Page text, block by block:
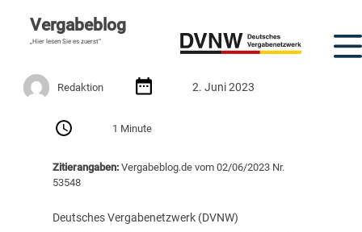
Vergabeblog
„Hier lesen Sie es zuerst“
Redaktion 2. Juni 2023
1 Minute
Zitierangaben:Vergabeblog.de vom 02/06/2023 Nr.
53548
Deutsches Vergabenetzwerk (DVNW)